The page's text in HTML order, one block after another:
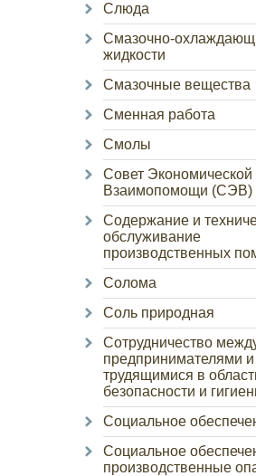
Слюда
Смазочно-
жидкости
Смазочные вещества
Сменная работа
Смолы
Совет Экономической
Взаимопомощи (СЭВ)
Содержание и
обслуживание
производственных
Солома
Соль природная
Сотрудничество
предпринимателями и
трудящимися в
безопасности и
Социальное
Социальное
производственные